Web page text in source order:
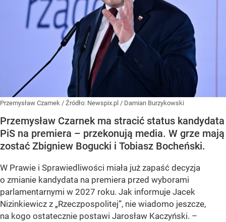
Przemysław Czarnek / Źródło: Newspix.pl / Damian Burzykowski
Przemysław Czarnek ma stracić status kandydata
PiS na premiera – przekonują media. W grze mają
zostać Zbigniew Bogucki i Tobiasz Bocheński.
W Prawie i Sprawiedliwości miała już zapaść decyzja
o zmianie kandydata na premiera przed wyborami
parlamentarnymi w 2027 roku. Jak informuje Jacek
Nizinkiewicz z „Rzeczpospolitej”, nie wiadomo jeszcze,
na kogo ostatecznie postawi Jarosław Kaczyński. –